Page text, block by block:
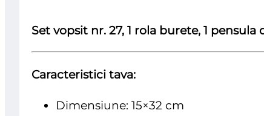
Set vopsit nr. 27, 1 rola burete, 1
Caracteristici tava:
Dimensiune: 15×32 cm